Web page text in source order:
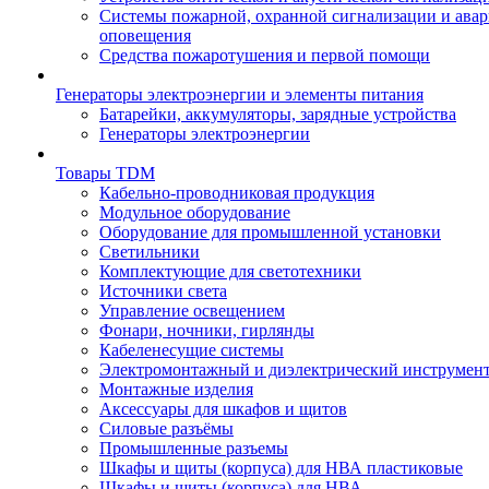
Системы пожарной, охранной сигнализации и
оповещения
Средства пожаротушения и первой помощи
Генераторы электроэнергии и элементы питания
Батарейки, аккумуляторы, зарядные устройства
Генераторы электроэнергии
Товары TDM
Кабельно-проводниковая продукция
Модульное оборудование
Оборудование для промышленной установки
Светильники
Комплектующие для светотехники
Источники света
Управление освещением
Фонари, ночники, гирлянды
Кабеленесущие системы
Электромонтажный и диэлектрический
Монтажные изделия
Аксессуары для шкафов и щитов
Силовые разъёмы
Промышленные разъемы
Шкафы и щиты (корпуса) для НВА пластиковые